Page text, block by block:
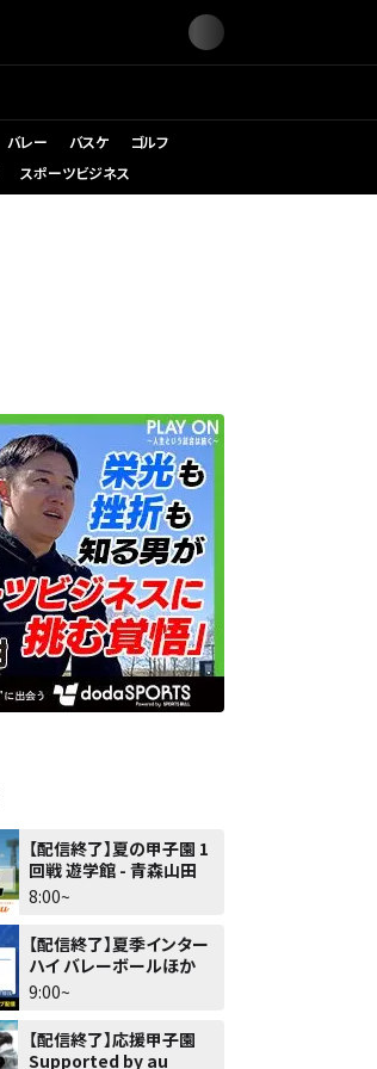
バレー バスケ
ゴルフ
スポーツビジネス
【配信終了】夏の甲子園 1
回戦 遊学館 - 青森山田
8:00~
【配信終了】夏季インター
ハイ バレーボールほか
9:00~
【配信終了】応援甲子園
Supported by au